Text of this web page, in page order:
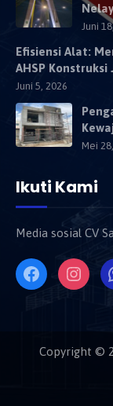
Juni
Efisiensi Alat:
AHSP Konstruksi
Juni 5, 2026
Mei
Ikuti Kami
Media sosial CV
Copyright ©